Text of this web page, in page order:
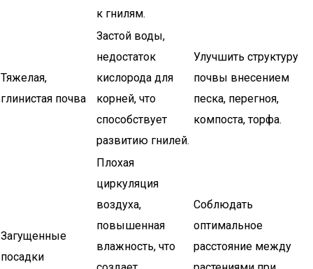
к гнилям.
Тяжелая,
глинистая почва
Застой воды,
недостаток
кислорода для
корней, что
способствует
развитию гнилей.
Улучшить структуру
почвы внесением
песка, перегноя,
компоста, торфа.
Загущенные
посадки
Плохая
циркуляция
воздуха,
повышенная
влажность, что
Соблюдать
оптимальное
расстояние между